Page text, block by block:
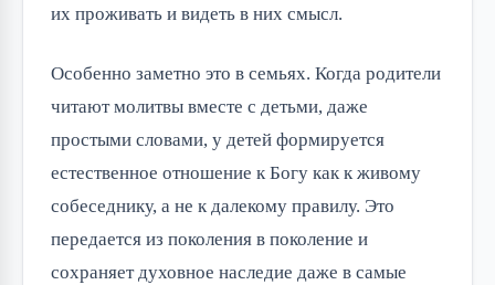
их проживать и видеть в них смысл.
Особенно заметно это в семьях. Когда родители
читают молитвы вместе с детьми, даже
простыми словами, у детей формируется
естественное отношение к Богу как к живому
собеседнику, а не к далекому правилу. Это
передается из поколения в поколение и
сохраняет духовное наследие даже в самые